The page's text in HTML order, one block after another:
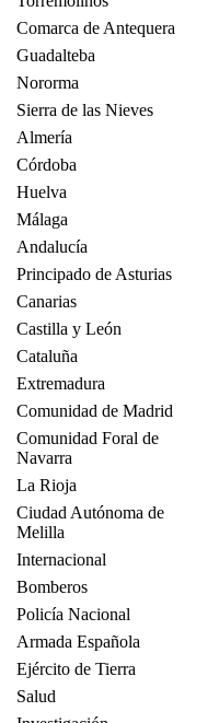
Comarca de Antequera
Guadalteba
Nororma
Sierra de las Nieves
Almería
Córdoba
Huelva
Málaga
Andalucía
Principado de Asturias
Canarias
Castilla y León
Cataluña
Extremadura
Comunidad de Madrid
Comunidad Foral de
Navarra
La Rioja
Ciudad Autónoma de
Melilla
Internacional
Bomberos
Policía Nacional
Armada Española
Ejército de Tierra
Salud